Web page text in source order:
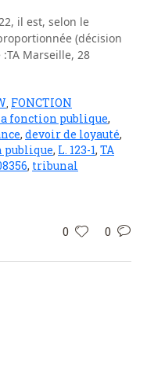
il est, selon le
(décision
Marseille, 28
FONCTION
fonction publique,
, devoir de loyauté,
publique, L. 123-1, TA
, tribunal
0 0